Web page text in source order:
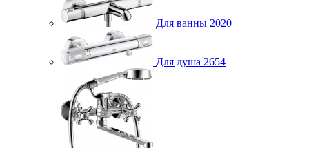
Для ванны 2020
Для душа 2654